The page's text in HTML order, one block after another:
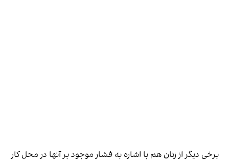
برخی دیگر از زنان هم با اشاره به فشار موجود بر آنها در محل کار